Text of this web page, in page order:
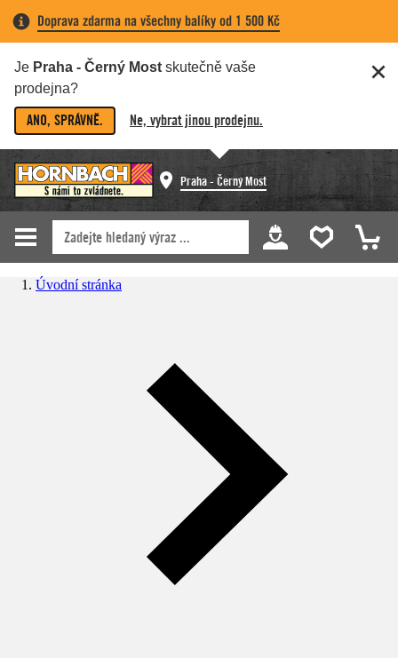
Doprava zdarma na všechny balíky od 1 500 Kč
Je Praha - Černý Most skutečně vaše
prodejna?
ANO, SPRÁVNĚ. Ne, vybrat jinou prodejnu.
Praha - Černý Most
Úvodní stránka